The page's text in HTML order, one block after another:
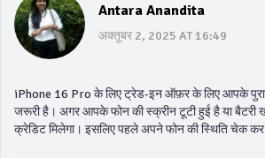
Antara Anandita
अक्तूबर 2, 2025 AT 16:49
iPhone 16 Pro के लिए ट्रेड-इन ऑफ़र के लिए आपके
जरूरी है। अगर आपके फोन की स्क्रीन टूटी हुई है या बैटरी
क्रेडिट मिलेगा। इसलिए पहले अपने फोन की स्थिति चेक